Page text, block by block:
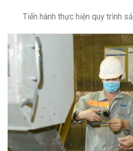
Tiến hành thực hiện quy trình